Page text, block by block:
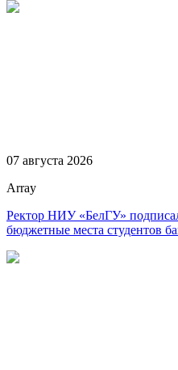
07 августа 2026
Array
Ректор НИУ «БелГУ»
бюджетные места студентов